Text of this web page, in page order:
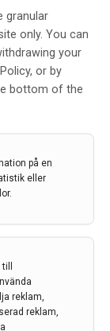
granular
only. You can
your
or by
bottom of the
på en
eller
reklam,
reklam,
bättre när
multipel